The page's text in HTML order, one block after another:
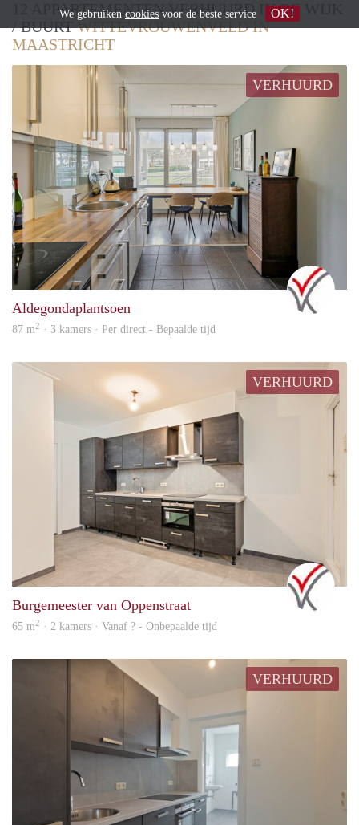
12 APPARTEMENTEN VERHUURD IN DE WIJK
/ BUURTWITTEVROUWENVELD IN
MAASTRICHT
VERHUURD
Aldegondaplantsoen
87 m2 · 3 kamers · Per direct - Bepaalde tijd
VERHUURD
Burgemeester van Oppenstraat
65 m2 · 2 kamers · Vanaf ? - Onbepaalde tijd
VERHUURD
We gebruiken cookies voor de beste service OK!